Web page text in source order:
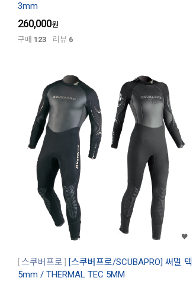
3mm
260,000원
구매 123 리뷰 6
스쿠버프로
[스쿠버프로/SCUBAPRO] 써멀 텍
5mm / THERMAL TEC 5MM